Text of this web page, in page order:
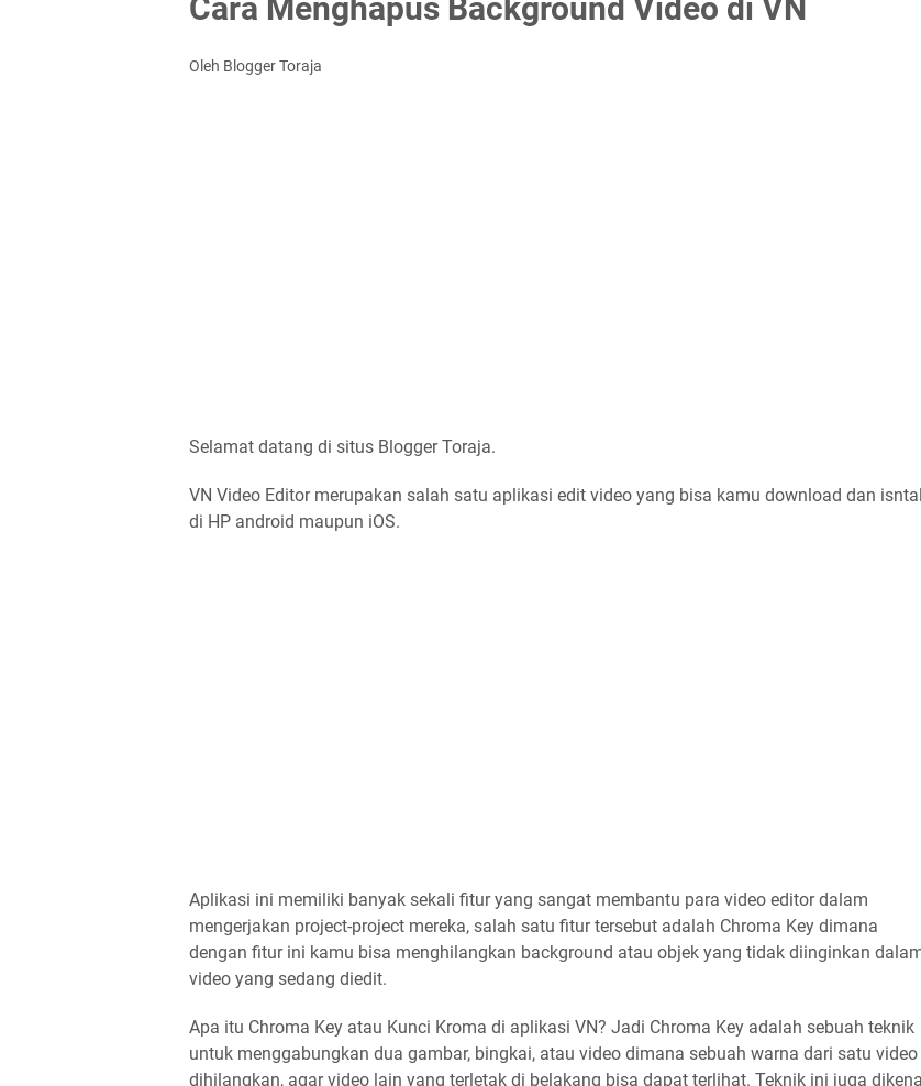
Cara Menghapus Background Video di VN
Oleh Blogger Toraja
Selamat datang di situs Blogger Toraja.
VN Video Editor merupakan salah satu aplikasi edit video yang bisa kamu download dan isntal
di HP android maupun iOS.
Aplikasi ini memiliki banyak sekali fitur yang sangat membantu para video editor dalam
mengerjakan project-project mereka, salah satu fitur tersebut adalah Chroma Key dimana
dengan fitur ini kamu bisa menghilangkan background atau objek yang tidak diinginkan
video yang sedang diedit.
Apa itu Chroma Key atau Kunci Kroma di aplikasi VN? Jadi Chroma Key adalah sebuah teknik
untuk menggabungkan dua gambar, bingkai, atau video dimana sebuah warna dari satu video
dihilangkan, agar video lain yang terletak di belakang bisa dapat terlihat. Teknik ini juga